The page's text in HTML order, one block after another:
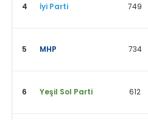
4 İyi Parti 749
5 MHP 734
6 Yeşil Sol Parti 612